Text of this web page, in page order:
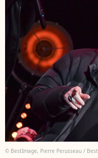
© BestImage, Pierre Perusseau /